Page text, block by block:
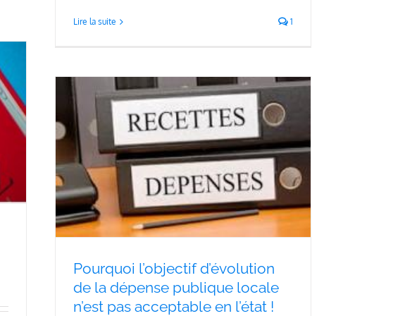
Lire la suite 1
la
Pourquoi l’objectif d’évolution
de la dépense publique locale
n’est pas acceptable en l’état !